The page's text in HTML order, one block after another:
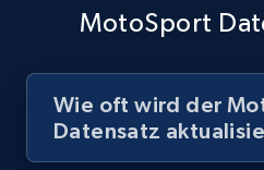
MotoSport
Wie oft wird der
Datensatz